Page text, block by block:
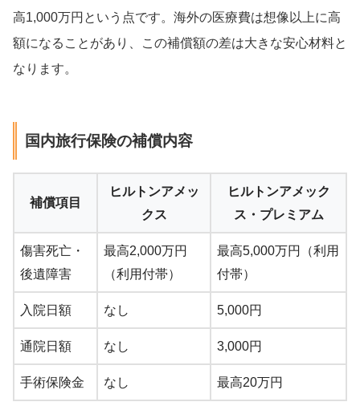
高1,000万円という点です。海外の医療費は想像以上に高
額になることがあり、この補償額の差は大きな安心材料と
なります。
国内旅行保険の補償内容
補償項目
ヒルトンアメッ
クス
ヒルトンアメック
ス・プレミアム
傷害死亡・
後遺障害
最高2,000万円
（利用付帯）
最高5,000万円（利用
付帯）
入院日額 なし 5,000円
通院日額 なし 3,000円
手術保険金 なし 最高20万円